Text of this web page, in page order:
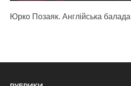
Юрко Позаяк. Англійська балада